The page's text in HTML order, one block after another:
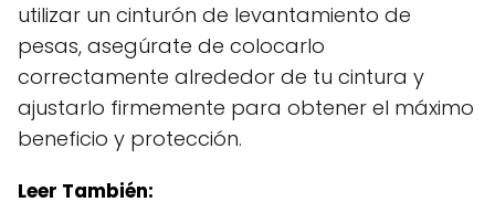
utilizar un cinturón de levantamiento de
pesas, asegúrate de colocarlo
correctamente alrededor de tu cintura y
ajustarlo firmemente para obtener el máximo
beneficio y protección.
Leer También: